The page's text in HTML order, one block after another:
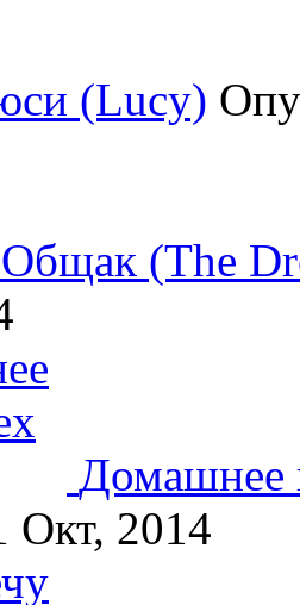
(Lucy)
Общак (The
Домашнее
Окт, 2014